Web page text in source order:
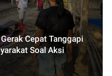
Cepat Tanggapi
Soal Aksi